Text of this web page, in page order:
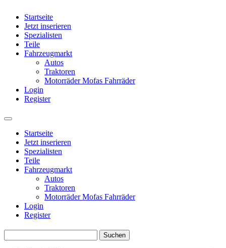
Startseite
Jetzt inserieren
Spezialisten
Teile
Fahrzeugmarkt
Autos
Traktoren
Motorräder Mofas Fahrräder
Login
Register
Startseite
Jetzt inserieren
Spezialisten
Teile
Fahrzeugmarkt
Autos
Traktoren
Motorräder Mofas Fahrräder
Login
Register
nach: